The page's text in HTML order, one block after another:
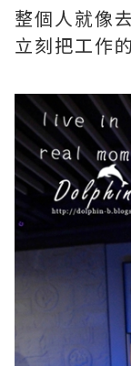
整個人就像
立刻把工作